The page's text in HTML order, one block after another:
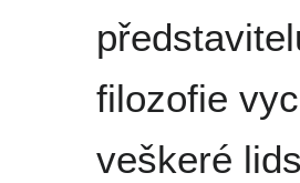
filozofie
veškeré